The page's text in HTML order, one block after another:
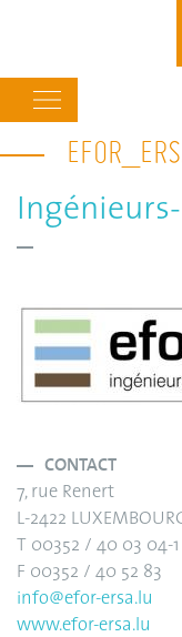
navigation
CONTACT
7, rue Renert
L-2422
T 00352 / 40 03 04-1
F 00352 / 40 52 83
info@efor-ersa.lu
www.efor-ersa.lu